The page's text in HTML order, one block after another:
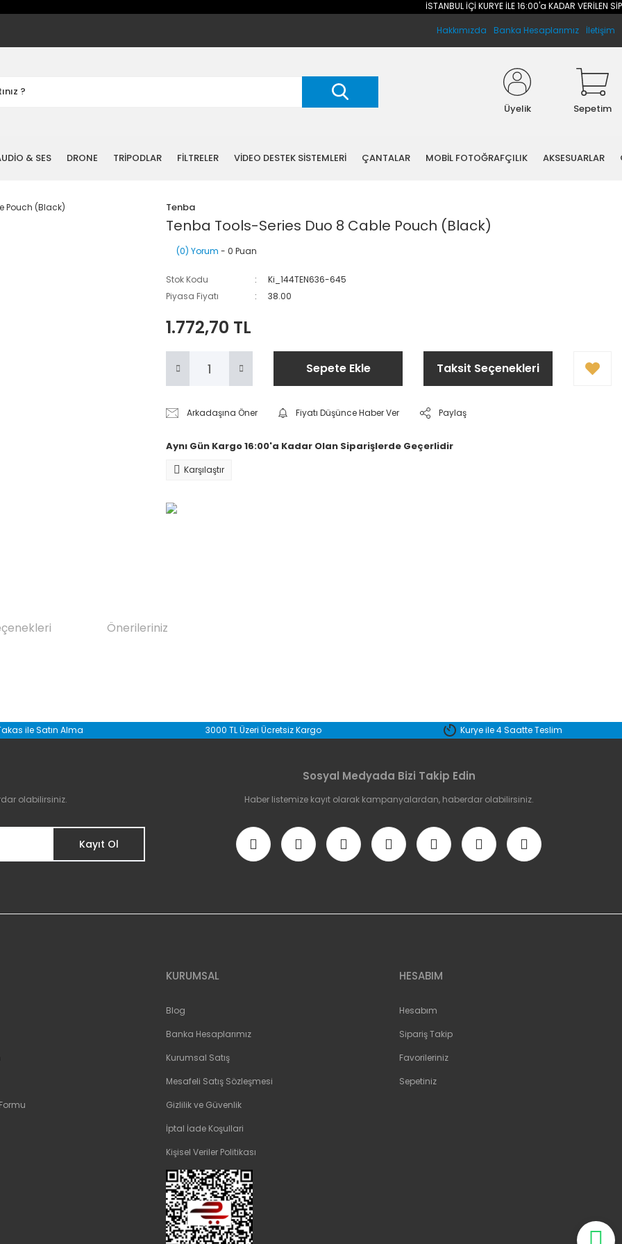
İSTANBUL İÇİ KURYE İLE 16:00'a KADAR VERİLEN
Hakkımızda Banka Hesaplarımız İletişim
Üyelik Sepetim
& SES DRONE TRİPODLAR FİLTRELER VİDEO DESTEK SİSTEMLERİ ÇANTALAR MOBİL FOTOĞRAFÇILIK AKSESUARLAR
Tenba
Tenba Tools-Series Duo 8 Cable Pouch (Black)
(0) Yorum - 0 Puan
Stok Kodu
Ki_144TEN636-645
Piyasa Fiyatı
38.00
1.772,70 TL
Sepete Ekle Taksit Seçenekleri
Arkadaşına Öner Fiyatı Düşünce Haber Ver Paylaş
Aynı Gün Kargo 16:00'a Kadar Olan Siparişlerde Geçerlidir
Karşılaştır
Önerileriniz
Bu ürüne ilk yorumu siz yapın!
ile Satın Alma 3000 TL Üzeri Ücretsiz Kargo Kurye ile 4 Saatte Teslim
olabilirsiniz.
Kayıt Ol
Sosyal Medyada Bizi Takip Edin
Haber listemize kayıt olarak kampanyalardan, haberdar olabilirsiniz.
KURUMSAL
Blog
Banka Hesaplarımız
Kurumsal Satış
Mesafeli Satış Sözleşmesi
Gizlilik ve Güvenlik
İptal İade Koşullari
Kişisel Veriler Politikası
HESABIM
Hesabım
Sipariş Takip
Favorileriniz
Sepetiniz